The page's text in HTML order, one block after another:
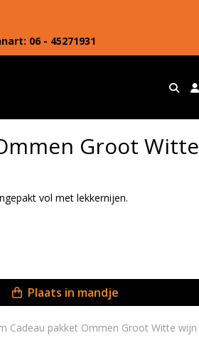
06 - 45271931
Groot Witte
vol met lekkernijen.
Plaats in mandje